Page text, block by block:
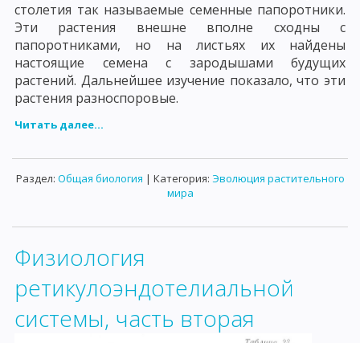
столетия так называемые семенные папоротники.
Эти растения внешне вполне сходны с
папоротниками, но на листьях их найдены
настоящие семена с зародышами будущих
растений. Дальнейшее изучение показало, что эти
растения разноспоровые.
Читать далее...
Раздел: Общая биология | Категория: Эволюция растительного
мира
Физиология
ретикулоэндотелиальной
системы, часть вторая